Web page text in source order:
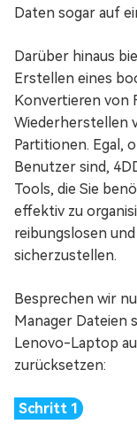
Daten sogar auf
Darüber hinaus
Erstellen eines
Konvertieren von
Wiederherstellen
Partitionen. Egal,
Benutzer sind,
Tools, die Sie
effektiv zu
reibungslosen
sicherzustellen.
Besprechen wir
Manager Dateien
Lenovo-Laptop
zurücksetzen: